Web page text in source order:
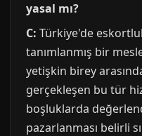
yasal mı?
C: Türkiye'de
tanımlanmış bir
yetişkin birey
gerçekleşen bu tür
boşluklarda
pazarlanması belirli